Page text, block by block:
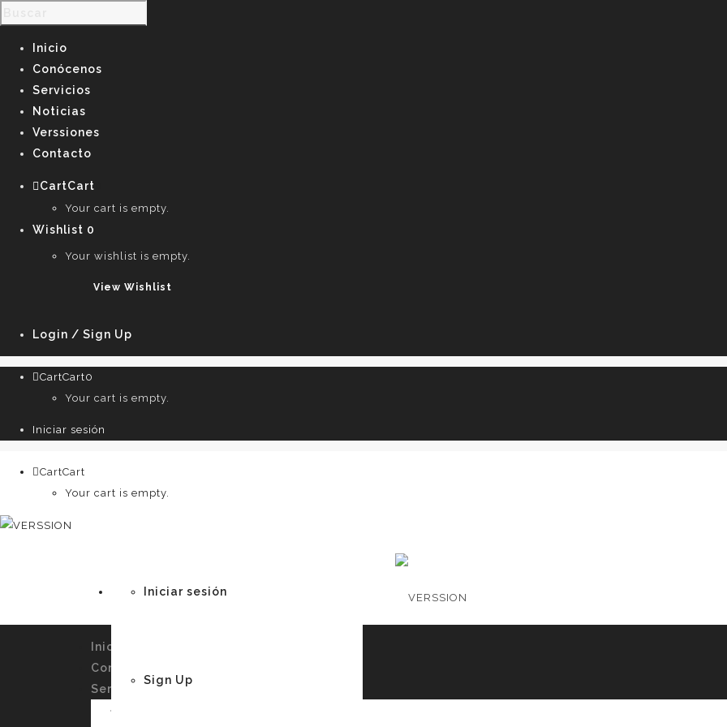
Inicio
Conócenos
Servicios
Noticias
Verssiones
Contacto
CartCart
Your cart is empty.
Wishlist 0
Your wishlist is empty.
View Wishlist
Login / Sign Up
CartCart0
Your cart is empty.
Iniciar sesión
CartCart
Your cart is empty.
Iniciar sesión
Sign Up
Inicio
Conócenos
Servicios